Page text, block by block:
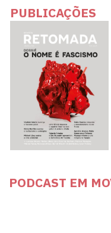
PUBLICAÇÕES
PODCAST EM